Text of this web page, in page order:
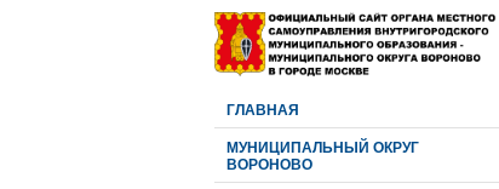
ГЛАВНАЯ
МУНИЦИПАЛЬНЫЙ ОКРУГ
ВОРОНОВО